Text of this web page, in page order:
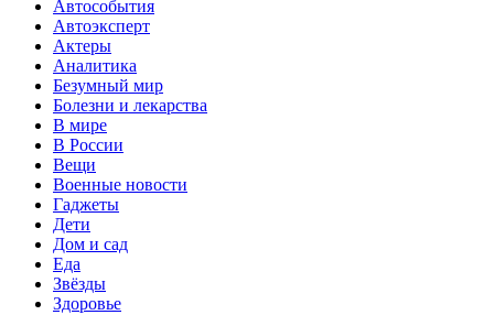
Автособытия
Автоэксперт
Актеры
Аналитика
Безумный мир
Болезни и лекарства
В мире
В России
Вещи
Военные новости
Гаджеты
Дети
Дом и сад
Еда
Звёзды
Здоровье